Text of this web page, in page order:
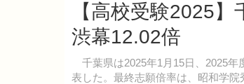
【高校受験2025
渋幕12.02倍
千葉県は2025年1月15日、2025年
表した。最終志願倍率は、昭和学院